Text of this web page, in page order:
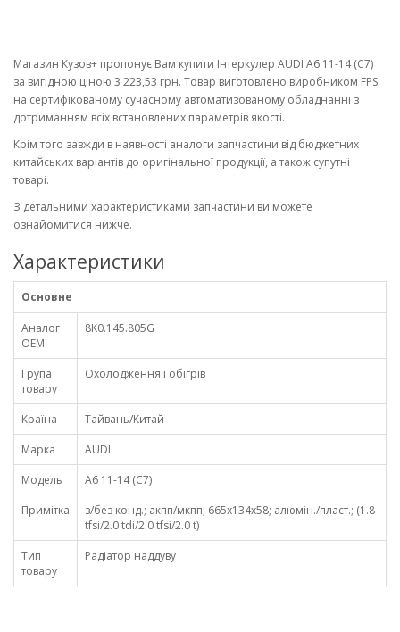
Магазин Кузов+ пропонує Вам купити Інтеркулер AUDI A6 11-14 (C7)
за вигідною ціною 3 223,53 грн. Товар виготовлено виробником FPS
на сертифікованому сучасному автоматизованому обладнанні з
дотриманням всіх встановлених параметрів якості.
Крім того завжди в наявності аналоги запчастини від бюджетних
китайських варіантів до оригінальної продукції, а також супутні
товарі.
З детальними характеристиками запчастини ви можете
ознайомитися нижче.
Характеристики
Основне
Аналог
OEM
8K0.145.805G
Група
товару
Охолодження і обігрів
Країна
Тайвань/Китай
Марка
AUDI
Модель
A6 11-14 (C7)
Примітка
з/без конд.; акпп/мкпп; 665x134x58; алюмін./пласт.; (1.8
tfsi/2.0 tdi/2.0 tfsi/2.0 t)
Тип
товару
Радіатор наддуву